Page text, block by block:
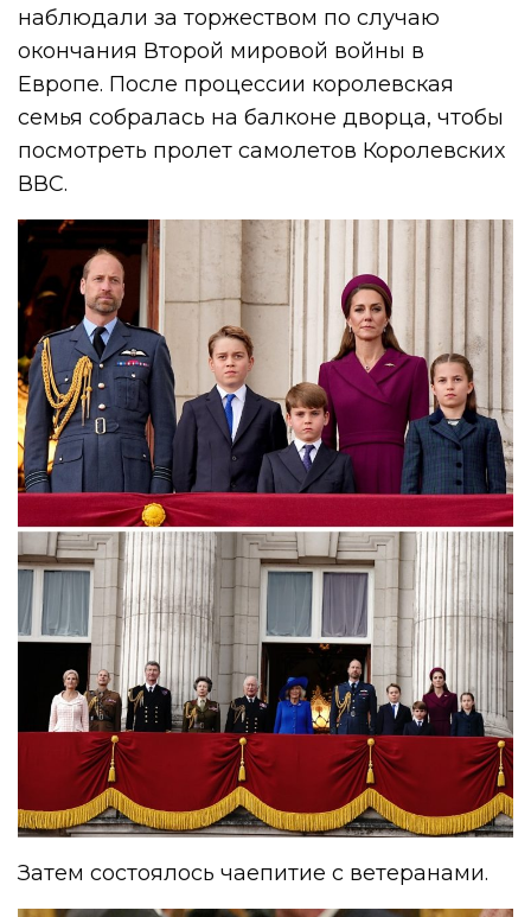
наблюдали за торжеством по случаю
окончания Второй мировой войны в
Европе. После процессии королевская
семья собралась на балконе дворца, чтобы
посмотреть пролет самолетов Королевских
ВВС.
Затем состоялось чаепитие с ветеранами.